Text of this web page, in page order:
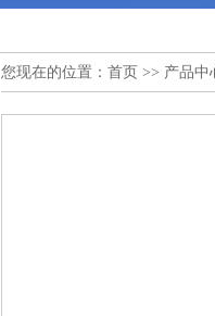
您现在的位置： 首页 >> 产品中